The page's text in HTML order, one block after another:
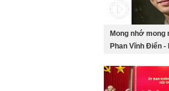
Mong nhớ mong
Phan Vĩnh Điển -